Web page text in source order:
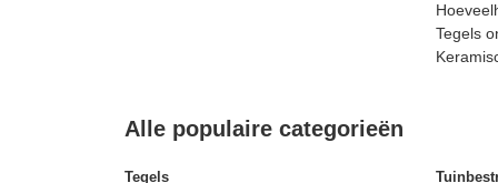
Tegels
Alle populaire categorieën
Tegels